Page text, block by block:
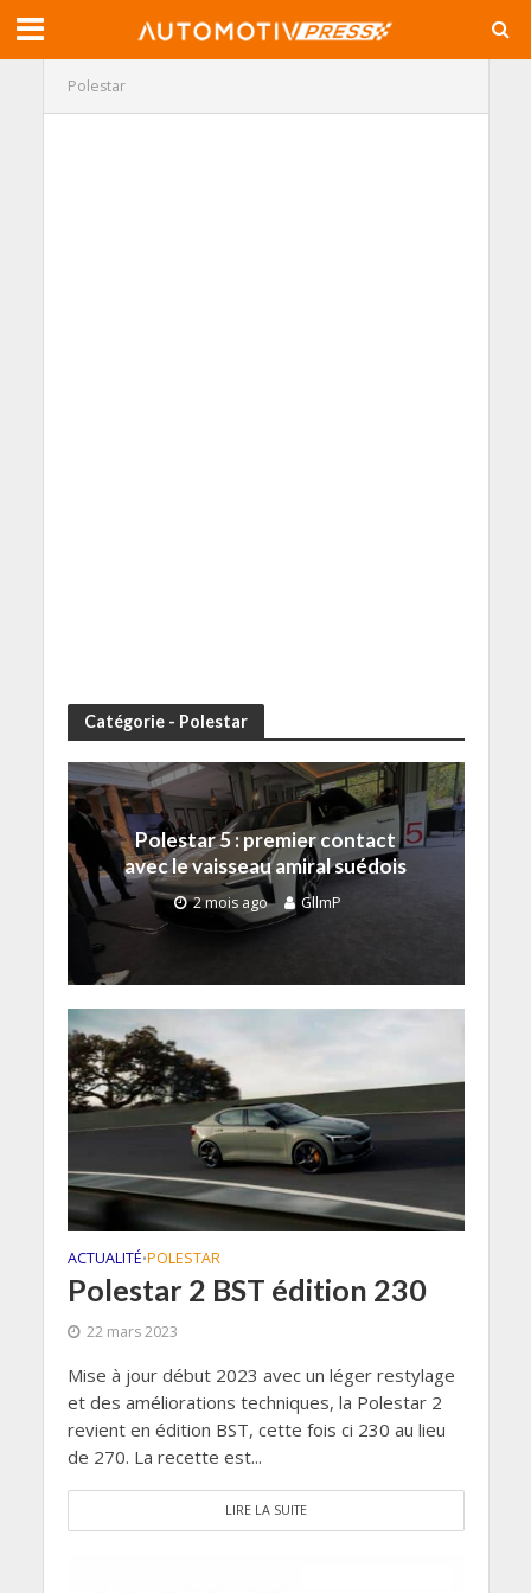
Polestar
Catégorie - Polestar
Polestar 5 : premier contact
avec le vaisseau amiral suédois
2 mois ago GllmP
ACTUALITÉ•POLESTAR
Polestar 2 BST édition 230
22 mars 2023
Mise à jour début 2023 avec un léger restylage
et des améliorations techniques, la Polestar 2
revient en édition BST, cette fois ci 230 au lieu
de 270. La recette est...
LIRE LA SUITE